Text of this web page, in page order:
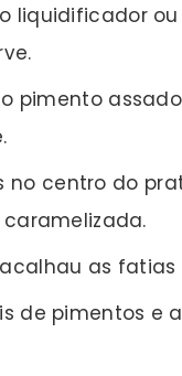
liquidificador
o pimento
no centro do
as fatias
de pimentos e